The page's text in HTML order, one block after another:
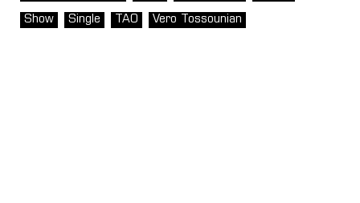
Show Single TAO Vero Tossounian